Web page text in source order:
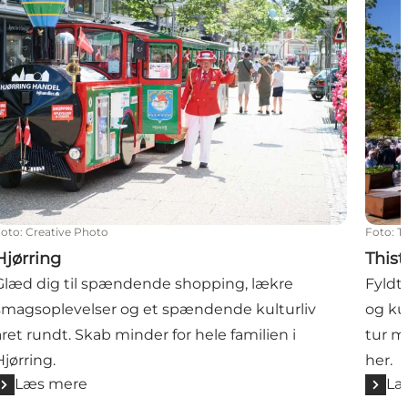
: Creative Photo
dig til spændende shopping, lækre
og et spændende kulturliv
rundt. Skab minder for hele familien i
Læs mere
Foto:
Fyldt
og
tur
her.